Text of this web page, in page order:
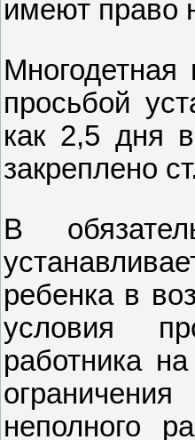
имеют право
просьбой
как 2,5 дня
закреплено
В
ребенка в
условия
работника
неполного